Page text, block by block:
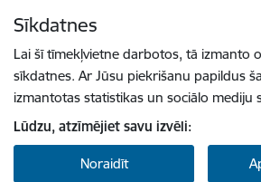
Sīkdatnes
Lai šī tīmekļvietne darbotos, tā izmanto
sīkdatnes. Ar Jūsu piekrišanu papildus
izmantotas statistikas un sociālo mediju
Lūdzu, atzīmējiet savu izvēli:
Noraidīt